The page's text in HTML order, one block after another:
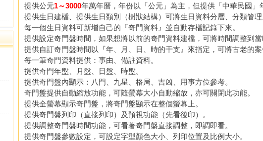
提供公元1～3000年萬年曆，年份以「公元」為主，但提供「中華民國」
提供生日建檔、提供生日類別（樹狀結構）可將生日資料分層、分類管
每一個生日資料可新增自己的『奇門資料』並自動存檔記錄下來。
提供設定奇門盤時間，如果想將以前的奇門資料建檔，可將時間調整到
提供自訂奇門盤時間以『年、月、日、時的干支』來指定，可將古老的
每一筆奇門資料提供：事由、備註資料。
提供奇門年盤、月盤、日盤、時盤。
提供奇門盤內顯示：八門、九星、格局、吉凶、用事方位參考。
奇門盤提供自動縮放功能，可隨螢幕大小自動縮放，亦可關閉此功能。
提供全螢幕顯示奇門盤，將奇門盤顯示在整個螢幕上。
提供奇門盤列印（直接列印）及預視功能（先看後印）。
提供調整奇門盤時間功能，可看著奇門盤直接調整，即調即看。
提供奇門盤參數設定，可設定字型顏色大小、列印位置及比例大小。